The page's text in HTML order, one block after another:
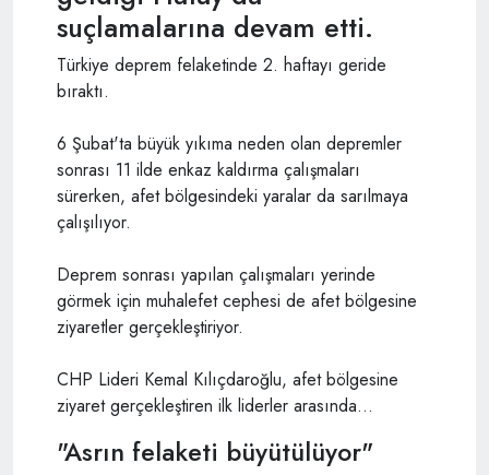
suçlamalarına devam etti.
Türkiye deprem felaketinde 2. haftayı geride
bıraktı.
6 Şubat'ta büyük yıkıma neden olan depremler
sonrası 11 ilde enkaz kaldırma çalışmaları
sürerken, afet bölgesindeki yaralar da sarılmaya
çalışılıyor.
Deprem sonrası yapılan çalışmaları yerinde
görmek için muhalefet cephesi de afet bölgesine
ziyaretler gerçekleştiriyor.
CHP Lideri Kemal Kılıçdaroğlu, afet bölgesine
ziyaret gerçekleştiren ilk liderler arasında...
"Asrın felaketi büyütülüyor"